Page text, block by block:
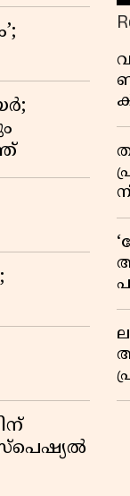
സ്പെഷ്യൽ